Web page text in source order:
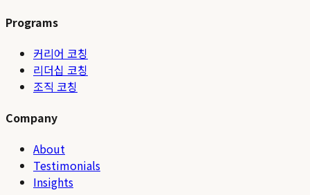
Programs
커리어 코칭
리더십 코칭
조직 코칭
Company
About
Testimonials
Insights